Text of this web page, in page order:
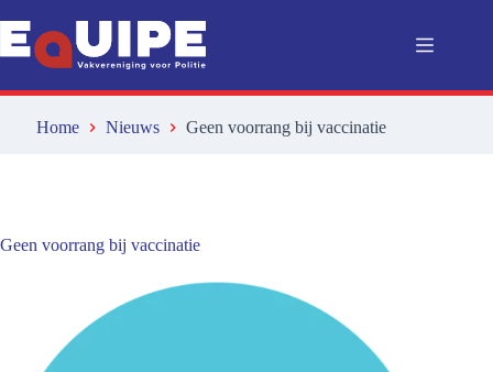
naar
de
inhoud
Home Nieuws Geen voorrang bij vaccinatie
Geen voorrang bij vaccinatie